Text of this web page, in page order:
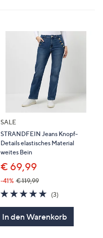
SALE
STRANDFEIN Jeans Knopf-
Details elastisches Material
weites Bein
€ 69,99
-41% € 119,99
4.7
von
(3)3
In den Warenkorb